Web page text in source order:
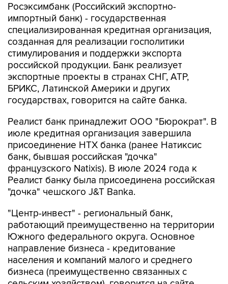
Росэксимбанк (Российский экспортно-
импортный банк) - государственная
специализированная кредитная организация,
созданная для реализации госполитики
стимулирования и поддержки экспорта
российской продукции. Банк реализует
экспортные проекты в странах СНГ, АТР,
БРИКС, Латинской Америки и других
государствах, говорится на сайте банка.
Реалист банк принадлежит ООО "Бюрократ". В
июле кредитная организация завершила
присоединение НТХ банка (ранее Натиксис
банк, бывшая российская "дочка"
французского Natixis). В июле 2024 года к
Реалист банку была присоединена российская
"дочка" чешского J&T Banka.
"Центр-инвест" - региональный банк,
работающий преимущественно на территории
Южного федерального округа. Основное
направление бизнеса - кредитование
населения и компаний малого и среднего
бизнеса (преимущественно связанных с